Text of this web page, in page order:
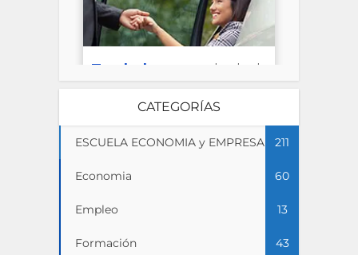
CATEGORÍAS
ESCUELA ECONOMIA y EMPRESA 211
Economia 60
Empleo 13
Formación 43